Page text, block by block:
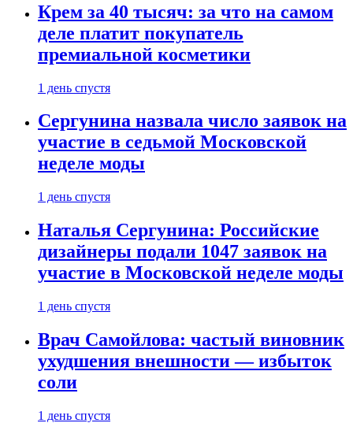
Крем за 40 тысяч: за что на самом
деле платит покупатель
премиальной косметики
1 день спустя
Сергунина назвала число заявок на
участие в седьмой Московской
неделе моды
1 день спустя
Наталья Сергунина: Российские
дизайнеры подали 1047 заявок на
участие в Московской неделе моды
1 день спустя
Врач Самойлова: частый виновник
ухудшения внешности — избыток
соли
1 день спустя